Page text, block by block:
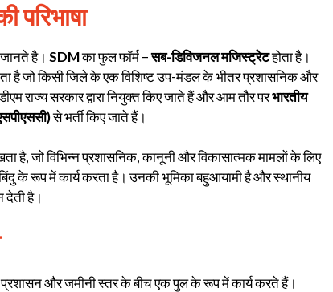
परिभाषा
है। SDMका फुल फॉर्म –सब-डिविजनल मजिस्ट्रेटहोता है।
है जो किसी जिले के एक विशिष्ट उप-मंडल के भीतर प्रशासनिक और
राज्य सरकार द्वारा नियुक्त किए जाते हैं और आम तौर परभारतीय
से भर्ती किए जाते हैं।
है, जो विभिन्न प्रशासनिक, कानूनी और विकासात्मक मामलों के लिए
के रूप में कार्य करता है। उनकी भूमिका बहुआयामी है और स्थानीय
देती है।
प्रशासन और जमीनी स्तर के बीच एक पुल के रूप में कार्य करते हैं।